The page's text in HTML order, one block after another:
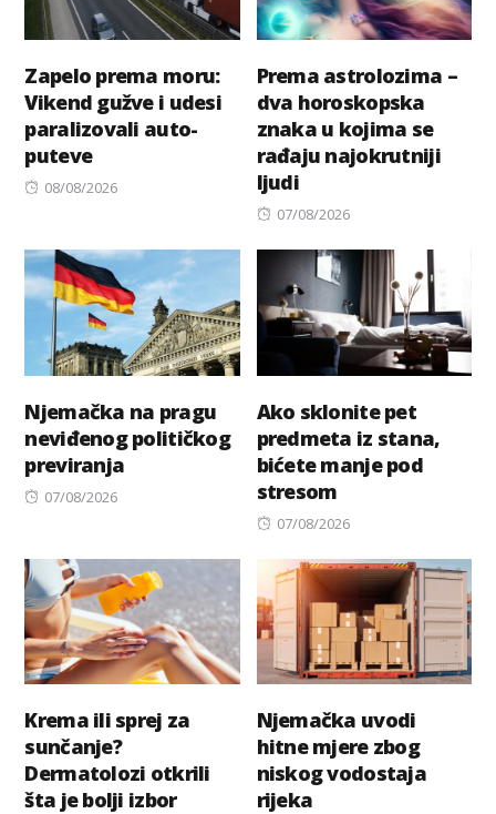
Zapelo prema moru:
Vikend gužve i udesi
paralizovali auto-
puteve
Posted
08/08/2026
Prema astrolozima –
dva horoskopska
znaka u kojima se
rađaju najokrutniji
ljudi
Posted
07/08/2026
Njemačka na pragu
neviđenog političkog
previranja
Posted
07/08/2026
Ako sklonite pet
predmeta iz stana,
bićete manje pod
stresom
Posted
07/08/2026
Krema ili sprej za
sunčanje?
Dermatolozi otkrili
šta je bolji izbor
Njemačka uvodi
hitne mjere zbog
niskog vodostaja
rijeka